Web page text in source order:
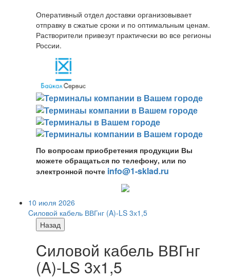
Оперативный отдел доставки организовывает
отправку в сжатые сроки и по оптимальным ценам.
Растворители привезут практически во все регионы
России.
По вопросам приобретения продукции Вы
можете обращаться по телефону, или по
электронной почте info@1-sklad.ru
10 июля 2026
Cиловой кабель ВВГнг (A)-LS 3х1,5
Назад
Cиловой кабель ВВГнг
(A)-LS 3х1,5